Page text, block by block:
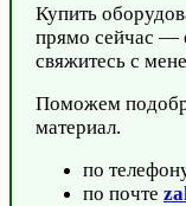
Купить
прямо сейчас —
свяжитесь с
Поможем
материал.
по
по почте